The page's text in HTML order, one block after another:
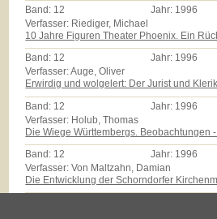
Band: 12 Jahr: 1996
Verfasser: Riediger, Michael
10 Jahre Figuren Theater Phoenix. Ein
Band: 12 Jahr: 1996
Verfasser: Auge, Oliver
Erwirdig und wolgelert: Der Jurist und
Band: 12 Jahr: 1996
Verfasser: Holub, Thomas
Die Wiege Württembergs. Beobachtungen -
Band: 12 Jahr: 1996
Verfasser: Von Maltzahn, Damian
Die Entwicklung der Schorndorfer